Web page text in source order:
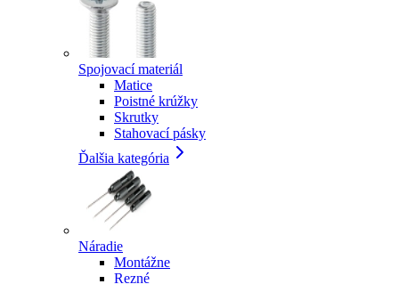
Spojovací materiál
Matice
Poistné krúžky
Skrutky
Stahovací pásky
Ďalšia kategória
Náradie
Montážne
Rezné